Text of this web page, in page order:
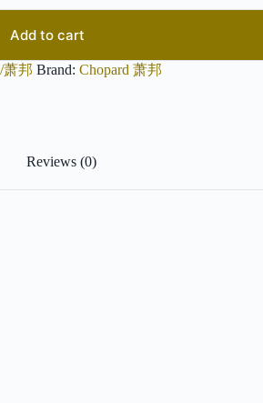
Add to cart
萧邦 Brand: Chopard 萧邦
Reviews (0)